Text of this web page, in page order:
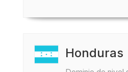
Honduras